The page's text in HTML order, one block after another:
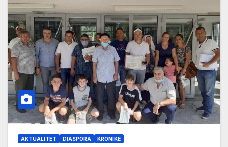
AKTUALITET DIASPORA KRONIKË